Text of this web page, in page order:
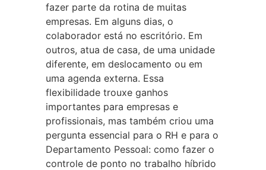
fazer parte da rotina de muitas
empresas. Em alguns dias, o
colaborador está no escritório. Em
outros, atua de casa, de uma unidade
diferente, em deslocamento ou em
uma agenda externa. Essa
flexibilidade trouxe ganhos
importantes para empresas e
profissionais, mas também criou uma
pergunta essencial para o RH e para o
Departamento Pessoal: como fazer o
controle de ponto no trabalho híbrido